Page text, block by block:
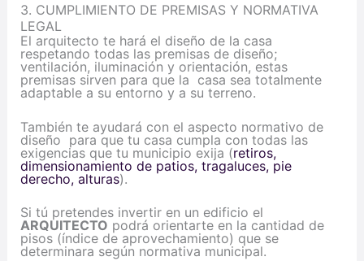
3. CUMPLIMIENTO DE PREMISAS Y NORMATIVA
LEGAL
El arquitecto te hará el diseño de la casa
respetando todas las premisas de diseño;
ventilación, iluminación y orientación, estas
premisas sirven para que la casa sea totalmente
adaptable a su entorno y a su terreno.
También te ayudará con el aspecto normativo de
diseño para que tu casa cumpla con todas las
exigencias que tu municipio exija (retiros,
dimensionamiento de patios, tragaluces, pie
derecho, alturas).
Si tú pretendes invertir en un edificio el
ARQUITECTO podrá orientarte en la cantidad de
pisos (índice de aprovechamiento) que se
determinara según normativa municipal.